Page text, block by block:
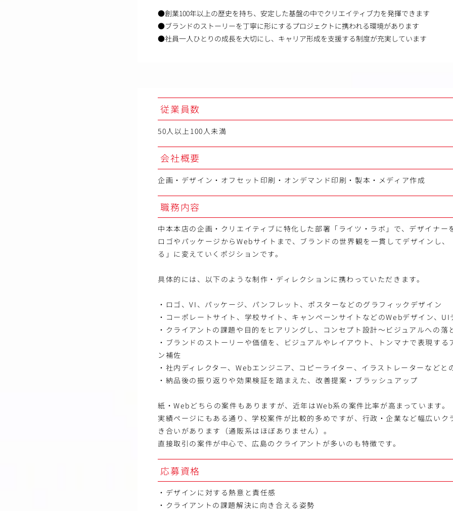
●創業100年以上の歴史を持ち、安定した基盤の中でクリエイティブ力を発揮できます
●ブランドのストーリーを丁寧に形にするプロジェクトに携われる環境があります
●社員一人ひとりの成長を大切にし、キャリア形成を支援する制度が充実しています
従業員数
50人以上100人未満
会社概要
企画・デザイン・オフセット印刷・オンデマンド印刷・製本・メディア作成
職務内容
中本本店の企画・クリエイティブに特化した部署「ライツ・ラボ」で、デザイナー
ロゴやパッケージからWebサイトまで、ブランドの世界観を一貫してデザインし
る」に変えていくポジションです。
具体的には、以下のような制作・ディレクションに携わっていただきます。
・ロゴ、VI、パッケージ、パンフレット、ポスターなどのグラフィックデザイン
・コーポレートサイト、学校サイト、キャンペーンサイトなどのWebデザイン、UI
・クライアントの課題や目的をヒアリングし、コンセプト設計～ビジュアルへの落
・ブランドのストーリーや価値を、ビジュアルやレイアウト、トンマナで表現する
ン補佐
・社内ディレクター、Webエンジニア、コピーライター、イラストレーターなどと
・納品後の振り返りや効果検証を踏まえた、改善提案・ブラッシュアップ
紙・Webどちらの案件もありますが、近年はWeb系の案件比率が高まっています。
実績ページにもある通り、学校案件が比較的多めですが、行政・企業など幅広いク
き合いがあります（通販系はほぼありません）。
直接取引の案件が中心で、広島のクライアントが多いのも特徴です。
応募資格
・デザインに対する熱意と責任感
・クライアントの課題解決に向き合える姿勢